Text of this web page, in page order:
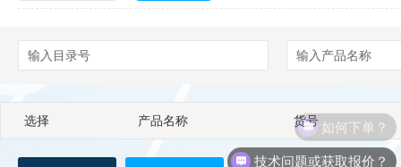
Berry & Associates Zedira
选择 产品名称 货号
技术问题或获取报价？
如何下单？